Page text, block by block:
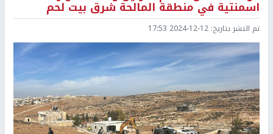
اسمنتية في منطقة المالحة شرق بيت لحم
تم النشر بتاريخ: 2024-12-12 17:53